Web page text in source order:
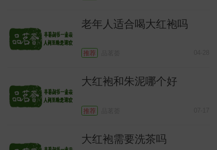
老年人适合喝大红袍吗
推荐
大红袍和朱泥哪个好
推荐
大红袍需要洗茶吗